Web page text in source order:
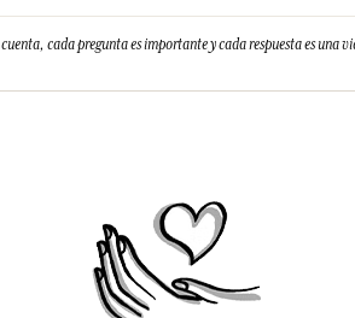
cada pregunta es importante y cada respuesta es una